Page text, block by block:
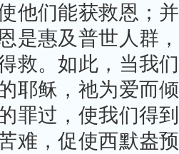
他们能获救恩；
是惠及普世人群
救。如此，当我
耶稣，祂为爱而
罪过，使我们得
难，促使西默盎